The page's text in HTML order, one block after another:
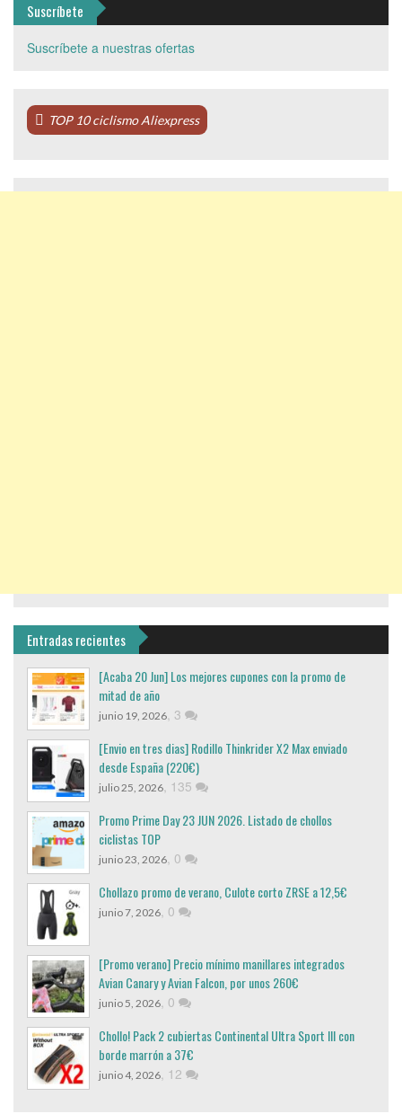
Suscríbete
Suscríbete a nuestras ofertas
TOP 10 ciclismo Aliexpress
Entradas recientes
[Acaba 20 Jun] Los mejores cupones con la promo de
mitad de año
junio 19, 2026, 3
[Envio en tres dias] Rodillo Thinkrider X2 Max enviado
desde España (220€)
julio 25, 2026, 135
Promo Prime Day 23 JUN 2026. Listado de chollos
ciclistas TOP
junio 23, 2026, 0
Chollazo promo de verano, Culote corto ZRSE a 12,5€
junio 7, 2026, 0
[Promo verano] Precio mínimo manillares integrados
Avian Canary y Avian Falcon, por unos 260€
junio 5, 2026, 0
Chollo! Pack 2 cubiertas Continental Ultra Sport III con
borde marrón a 37€
junio 4, 2026, 12